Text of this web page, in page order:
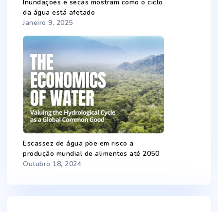
Inundações e secas mostram como o ciclo
da água está afetado
Janeiro 9, 2025
Escassez de água põe em risco a
produção mundial de alimentos até 2050
Outubro 18, 2024